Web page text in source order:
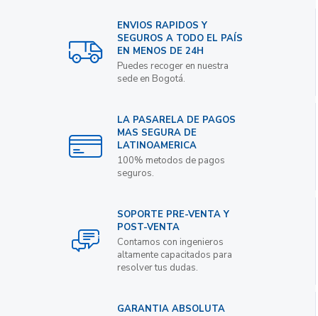
ENVIOS RAPIDOS Y
SEGUROS A TODO EL PAÍS
EN MENOS DE 24H
Puedes recoger en nuestra
sede en Bogotá.
LA PASARELA DE PAGOS
MAS SEGURA DE
LATINOAMERICA
100% metodos de pagos
seguros.
SOPORTE PRE-VENTA Y
POST-VENTA
Contamos con ingenieros
altamente capacitados para
resolver tus dudas.
GARANTIA ABSOLUTA